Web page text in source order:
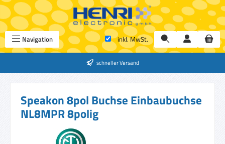
Zum Hauptinhalt springen
Navigation inkl. MwSt.
schneller Versand
Speakon 8pol Buchse Einbaubuchse
NL8MPR 8polig